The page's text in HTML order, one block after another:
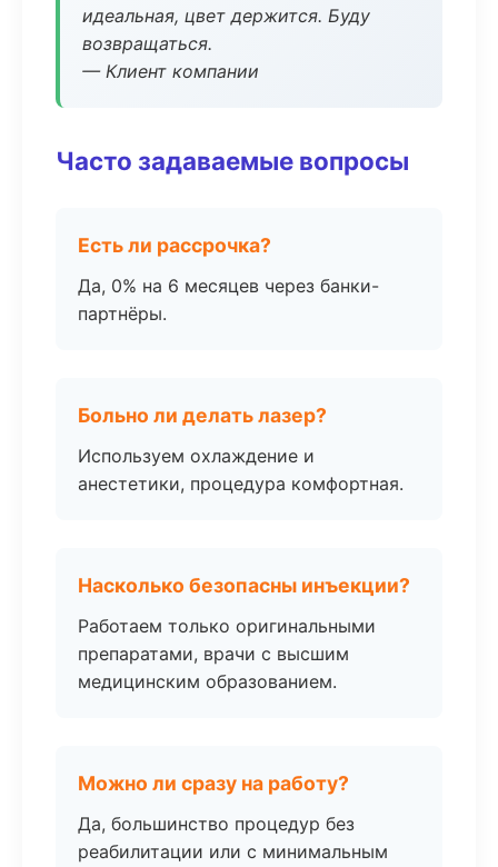
идеальная, цвет держится. Буду
возвращаться.
— Клиент компании
Часто задаваемые вопросы
Есть ли рассрочка?
Да, 0% на 6 месяцев через банки-
партнёры.
Больно ли делать лазер?
Используем охлаждение и
анестетики, процедура комфортная.
Насколько безопасны инъекции?
Работаем только оригинальными
препаратами, врачи с высшим
медицинским образованием.
Можно ли сразу на работу?
Да, большинство процедур без
реабилитации или с минимальным